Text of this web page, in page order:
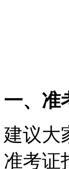
一、 准
建议大
准考证